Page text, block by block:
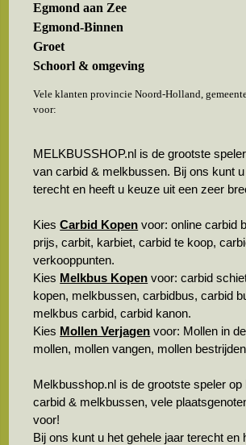
Egmond aan Zee
Egmond-Binnen
Groet
Schoorl & omgeving
Vele klanten provincie Noord-Holland,
voor:
MELKBUSSHOP.nl is de grootste
van carbid & melkbussen. Bij ons kunt
terecht en heeft u keuze uit een zeer
KiesCarbid Kopen voor: online carbid
prijs, carbit, karbiet, carbid te koop,
verkooppunten.
Kies Melkbus Kopen voor: carbid
kopen, melkbussen, carbidbus, carbid
melkbus carbid, carbid kanon.
Kies Mollen Verjagen voor: Mollen in
mollen, mollen vangen, mollen
Melkbusshop.nl is de grootste speler op
carbid & melkbussen, vele
voor!
Bij ons kunt u het gehele jaar terecht en